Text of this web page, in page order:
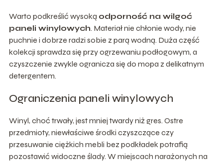
Warto podkreślić wysoką odporność na wilgoć
paneli winylowych. Materiał nie chłonie wody, nie
puchnie i dobrze radzi sobie z parą wodną. Duża część
kolekcji sprawdza się przy ogrzewaniu podłogowym, a
czyszczenie zwykle ogranicza się do mopa z delikatnym
detergentem.
Ograniczenia paneli winylowych
Winyl, choć trwały, jest mniej twardy niż gres. Ostre
przedmioty, niewłaściwe środki czyszczące czy
przesuwanie ciężkich mebli bez podkładek potrafią
pozostawić widoczne ślady. W miejscach narażonych na